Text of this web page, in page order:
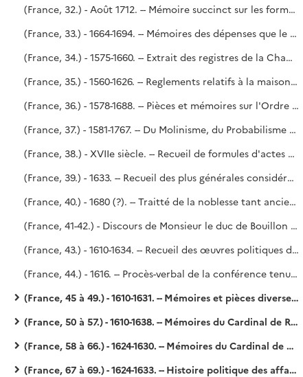
(France, 32.) - Août 1712. -- Mémoire succinct sur les formalités desquelles nécessairement la renonciation du Roy d'Espagne, tant pour lui que pour sa postérité, doit estre revestue en France pour y estre justement et stablement validée. par le duc de Saint-Simon. - Saint-Simon, n° 135 de l'Inventaire.
(France, 33.) - 1664-1694. -- Mémoires des dépenses que le Roy a faites dans ses bâtiments depuis l'année 1664 jusques en l'année 1690 inclusivement, par G. M. - Estat et menu général de la Chambre aux deniers du Roy, année 1694.
(France, 34.) - 1575-1660. -- Extrait des registres de la Chambre des comptes.
(France, 35.) - 1560-1626. -- Reglements relatifs à la maison du Roi et aux principaux officiers servans en icelle. - En tête du volume, une lettre de la reine Catherine au roi Charles IX après sa majorité et une relation de ce qui se passa à Orléans le lendemain de la mort de François II (6 décembre 1560), tirée des registres de M. de Laubespine, secrétaire d'État. - Copié sur le n° 218 du fonds Dupuy. (Voy. le P. Lelong, n° 32 377.)
(France, 36.) - 1578-1688. -- Pièces et mémoires sur l'Ordre du Saint-Esprit. - Saint-Simon (?).
(France, 37.) - 1581-1767. -- Du Molinisme, du Probabilisme et de la doctrine des Jésuites ; huit dissertations, par N. Le Dran.
(France, 38.) - XVIIe siècle. -- Recueil de formules d'actes émanant de l'autorité royale (Brevets, Commissions, Provisions, Survivances, etc.).
(France, 39.) - 1633. -- Recueil des plus générales considérations servant au maniment des affaires publiques, par M. de Béthune.
(France, 40.) - 1680 (?). -- Traitté de la noblesse tant ancienne que moderne, fiefs, cavaleries et tournois. - Saint-Simon, n° 1 de l'Inventaire.
(France, 41-42.) - Discours de Monsieur le duc de Bouillon contenant l'histoire de sa vie, à Monseigneur son fils. -- De Mesmes. Copié sur le n° 82 du fonds Dupuy.
(France, 43.) - 1610-1634. -- Recueil des œuvres politiques du duc de Rohan. - De Mesmes.
(France, 44.) - 1616. -- Procès-verbal de la conférence tenue à Loudun en l'année 1616. - Parayre.
(France, 45 à 49.) - 1610-1631. -- Mémoires et pièces diverses servans à l'histoire de France soubs le règne de Louis XIII. - De Mesmes. Copié sur les n°s 90-94 du fonds Dupuy.
(France, 50 à 57.) - 1610-1638. -- Mémoires du Cardinal de Richelieu. - Richelieu.
(France, 58 à 66.) - 1624-1630. -- Mémoires du Cardinal de Richelieu. - Richelieu.
(France, 67 à 69.) - 1624-1633. -- Histoire politique des affaires principales qui se sont passées en France pendant l'administration de Mgr le Cardinal duc de Richelieu, soubs le règne de très juste et très victorieux Louis treizième du nom, roy de France et de Navarre, par Vialart. - Richelieu (?).